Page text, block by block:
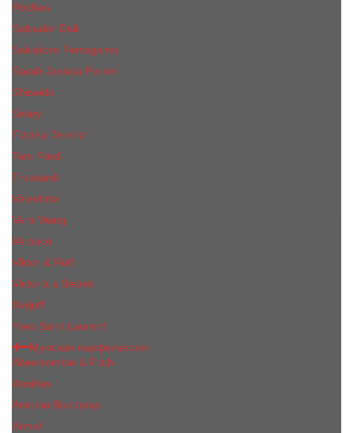
Rochas
Salvador Dali
Salvatore Ferragamo
Sarah Jessica Parker
Shiseido
Sisley
Tiziana Terenzi
Tom Ford
Trussardi
Valentino
Vera Wang
Versace
Viktor & Rolf
Victoria s Secret
Xerjoff
Yves Saint Laurent
Мужская парфюмерия
Abercrombie & Fitch
Annifen
Antonio Banderas
Armaf